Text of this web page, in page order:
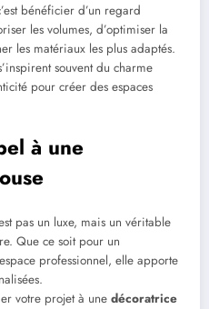
bénéficier d’un regard
les volumes, d’optimiser la
les matériaux les plus adaptés.
souvent du charme
pour créer des espaces
à une
pas un luxe, mais un véritable
Que ce soit pour un
professionnel, elle apporte
votre projet à une décoratrice